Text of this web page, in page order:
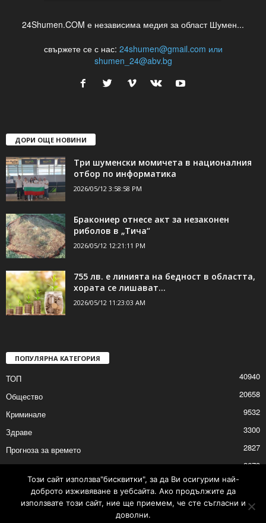
24Shumen.COM е независима медия за област Шумен...
свържете се с нас: 24shumen@gmail.com или
shumen_24@abv.bg
ДОРИ ОЩЕ НОВИНИ
Три шуменски момичета в националния
отбор по информатика
2026/05/12 3:58:58 PM
Бракониер отнесе акт за незаконен
риболов в „Тича“
2026/05/12 12:21:11 PM
755 лв. е линията на бедност в областта,
хората се лишават...
2026/05/12 11:23:03 AM
ПОПУЛЯРНА КАТЕГОРИЯ
ТОП
40940
Общество
20658
Криминале
9532
Здраве
3300
Прогноза за времето
2827
Политика
2673
Култура
Този сайт използва"бисквитки", за да Ви осигурим най-
доброто изживяване в уебсайта. Ако продължите да
използвате този сайт, ние ще приемем, че сте съгласни и
доволни.